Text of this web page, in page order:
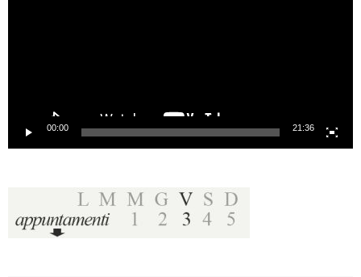
00:00 21:36